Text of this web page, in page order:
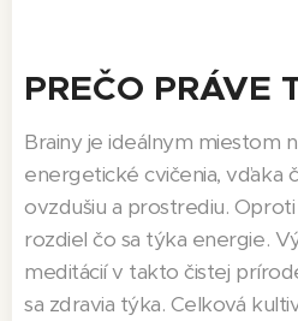
PREČO PRÁVE
Brainy je ideálnym miestom
energetické cvičenia, vďaka
ovzdušiu a prostrediu.
rozdiel čo sa týka energie.
meditácií v takto čistej
sa zdravia týka. Celková